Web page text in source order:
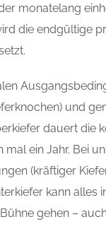
monatelang
die endgültige
und
dauert die
mal ein Jahr. Bei
(kräftiger
kann alles
gehen –